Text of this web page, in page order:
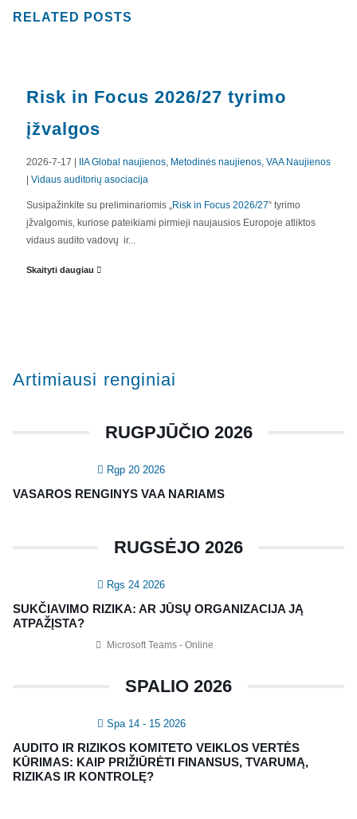
RELATED POSTS
Risk in Focus 2026/27 tyrimo
įžvalgos
2026-7-17 | IIA Global naujienos Metodinės naujienos VAA Naujienos
| Vidaus auditorių asociacija
Susipažinkite su preliminariomis „ Risk in Focus 2026/27“ tyrimo
įžvalgomis, kuriose pateikiami pirmieji naujausios Europoje atliktos
vidaus audito vadovų ir...
Skaityti daugiau
Artimiausi renginiai
RUGPJŪČIO 2026
Rgp 20 2026
VASAROS RENGINYS VAA NARIAMS
RUGSĖJO 2026
Rgs 24 2026
SUKČIAVIMO RIZIKA: AR JŪSŲ ORGANIZACIJA JĄ
ATPAŽĮSTA?
Microsoft Teams - Online
SPALIO 2026
Spa 14 - 15 2026
AUDITO IR RIZIKOS KOMITETO VEIKLOS VERTĖS
KŪRIMAS: KAIP PRIŽIŪRĖTI FINANSUS, TVARUMĄ,
RIZIKAS IR KONTROLĘ?
APIE MUS
Konferencijos
CIA Medžiaga
KONTAKTAI
Vidaus auditorių asociacija, 124111729
Nagevičiaus g. 3, Vilnius
info@vaa.lt
NAUJIENLAIŠKIS
Registruokitės naujienlaiškiui apie Vidaus Auditorių asociaciją!